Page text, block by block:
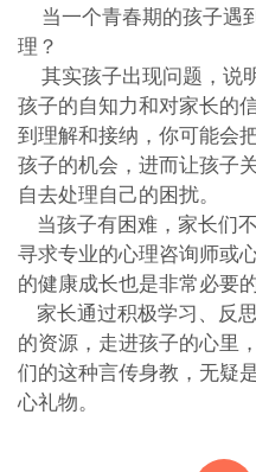
当一个青春期的孩子遇
理？
其实孩子出现问题，说
孩子的自知力和对家长的
到理解和接纳，你可能会
孩子的机会，进而让孩子
自去处理自己的困扰。
当孩子有困难，家长们
寻求专业的心理咨询师或
的健康成长也是非常必要的
家长通过积极学习、反
的资源，走进孩子的心里
们的这种言传身教，无疑
心礼物。